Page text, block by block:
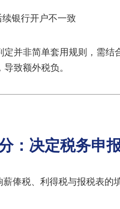
银行开户不一致
定并非简单套用规则，需
致额外税负。
：决定税务申
俸税、利得税与报税表的